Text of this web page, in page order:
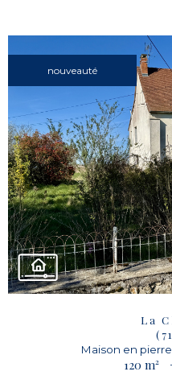
nouveauté
La
Maison en
120 m²